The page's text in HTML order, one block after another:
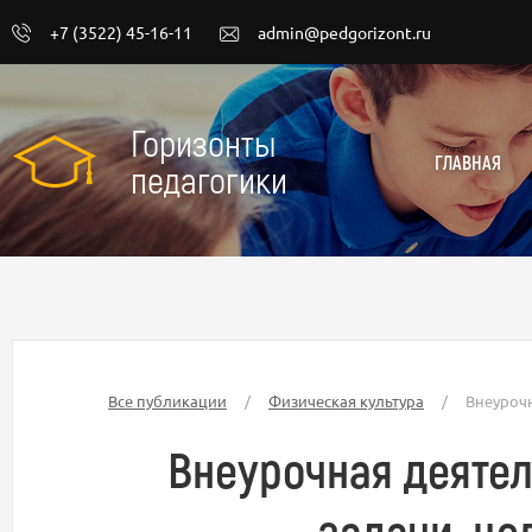
+7 (3522) 45-16-11 admin@pedgorizont.ru
Горизонты
педагогики
ГЛАВНАЯ
Все публикации / Физическая культура /
Внеурочная